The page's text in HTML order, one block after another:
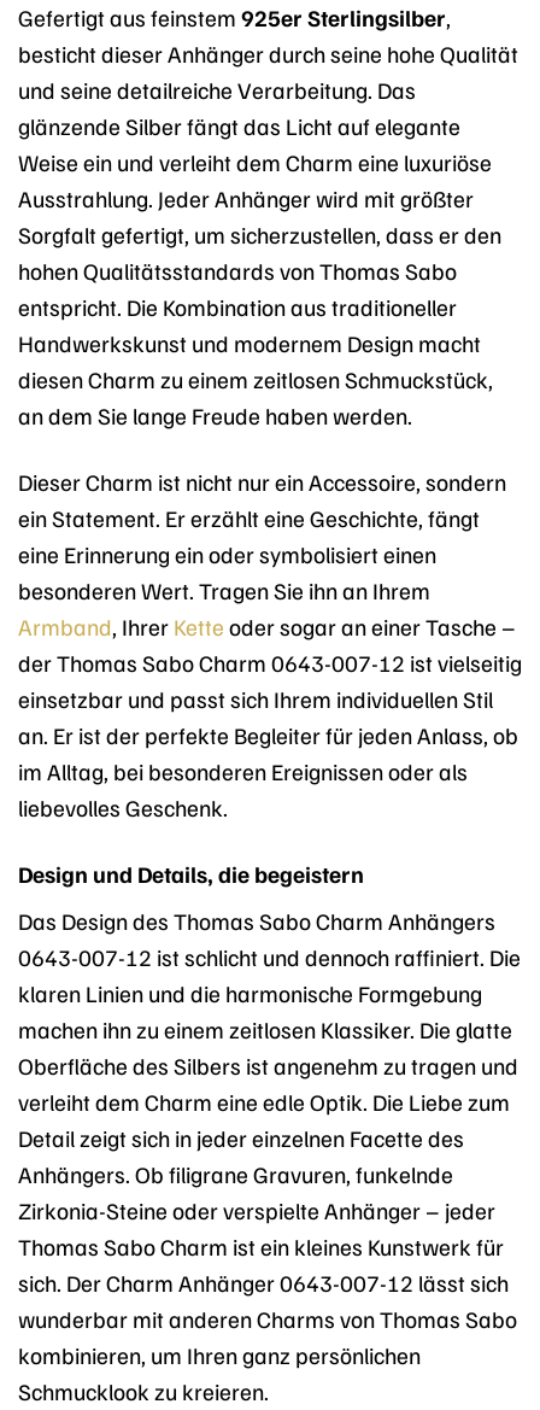
Gefertigt aus feinstem 925er Sterlingsilber,
besticht dieser Anhänger durch seine hohe Qualität
und seine detailreiche Verarbeitung. Das
glänzende Silber fängt das Licht auf elegante
Weise ein und verleiht dem Charm eine luxuriöse
Ausstrahlung. Jeder Anhänger wird mit größter
Sorgfalt gefertigt, um sicherzustellen, dass er den
hohen Qualitätsstandards von Thomas Sabo
entspricht. Die Kombination aus traditioneller
Handwerkskunst und modernem Design macht
diesen Charm zu einem zeitlosen Schmuckstück,
an dem Sie lange Freude haben werden.
Dieser Charm ist nicht nur ein Accessoire, sondern
ein Statement. Er erzählt eine Geschichte, fängt
eine Erinnerung ein oder symbolisiert einen
besonderen Wert. Tragen Sie ihn an Ihrem
Armband, Ihrer Kette oder sogar an einer Tasche –
der Thomas Sabo Charm 0643-007-12 ist vielseitig
einsetzbar und passt sich Ihrem individuellen Stil
an. Er ist der perfekte Begleiter für jeden Anlass, ob
im Alltag, bei besonderen Ereignissen oder als
liebevolles Geschenk.
Design und Details, die begeistern
Das Design des Thomas Sabo Charm Anhängers
0643-007-12 ist schlicht und dennoch raffiniert. Die
klaren Linien und die harmonische Formgebung
machen ihn zu einem zeitlosen Klassiker. Die glatte
Oberfläche des Silbers ist angenehm zu tragen und
verleiht dem Charm eine edle Optik. Die Liebe zum
Detail zeigt sich in jeder einzelnen Facette des
Anhängers. Ob filigrane Gravuren, funkelnde
Zirkonia-Steine oder verspielte Anhänger – jeder
Thomas Sabo Charm ist ein kleines Kunstwerk für
sich. Der Charm Anhänger 0643-007-12 lässt sich
wunderbar mit anderen Charms von Thomas Sabo
kombinieren, um Ihren ganz persönlichen
Schmucklook zu kreieren.